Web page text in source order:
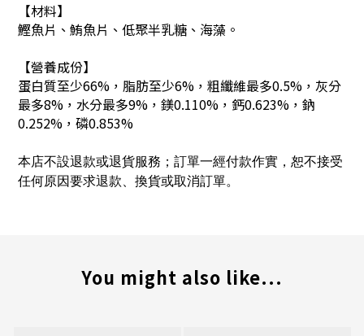
【材料】
鰹魚片、鮪魚片、低聚半乳糖、海藻。
【營養成份】
蛋白質至少66%，脂肪至少6%，粗纖維最多0.5%，灰分
最多8%，水分最多9%，鎂0.110%，鈣0.623%，鈉
0.252%，磷0.853%
本店不設退款或退貨服務；訂單一經付款作實，恕不接受
任何原因要求退款、換貨或取消訂單。
You might also like...